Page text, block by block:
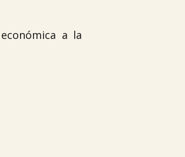
a la